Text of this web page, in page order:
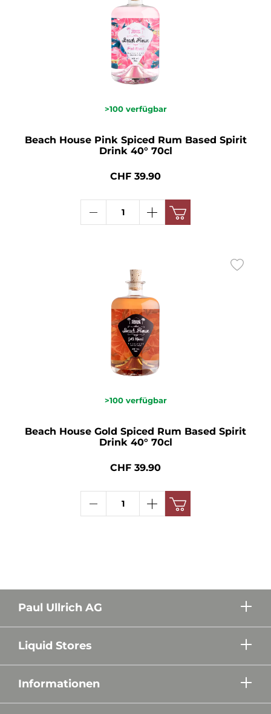
>100 verfügbar
Beach House Pink Spiced Rum Based Spirit
Drink 40° 70cl
CHF 39.90
>100 verfügbar
Beach House Gold Spiced Rum Based Spirit
Drink 40° 70cl
CHF 39.90
Paul Ullrich AG
Liquid Stores
Informationen